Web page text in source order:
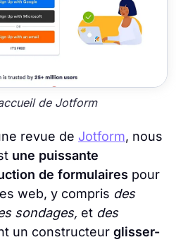
de Jotform
revue de Jotform, nous
une puissante
de formulaires pour
web, y compris des
sondages, et des
un constructeur glisser-